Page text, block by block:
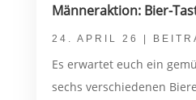
Männeraktion: Bier-
24. APRIL 26
Es erwartet euch ein
sechs verschiedenen